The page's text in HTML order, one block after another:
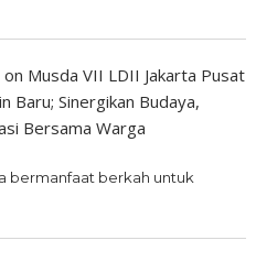
on Musda VII LDII Jakarta Pusat
Baru; Sinergikan Budaya,
Bersama Warga
bermanfaat berkah untuk